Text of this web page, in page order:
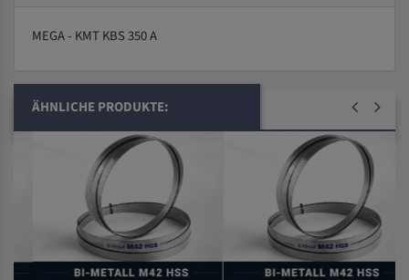
MEGA - KMT KBS 350 A
ÄHNLICHE PRODUKTE: